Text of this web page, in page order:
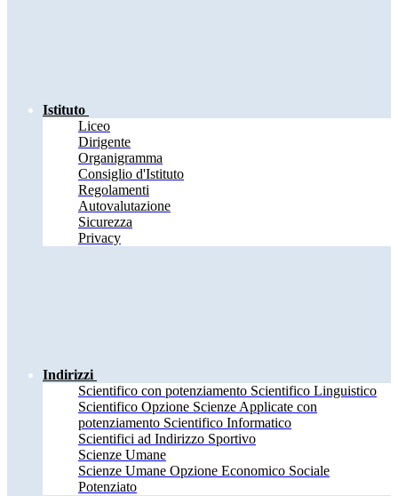
Istituto
Liceo
Dirigente
Organigramma
Consiglio d'Istituto
Regolamenti
Autovalutazione
Sicurezza
Privacy
Indirizzi
Scientifico con potenziamento Scientifico Linguistico
Scientifico Opzione Scienze Applicate con
potenziamento Scientifico Informatico
Scientifici ad Indirizzo Sportivo
Scienze Umane
Scienze Umane Opzione Economico Sociale
Potenziato